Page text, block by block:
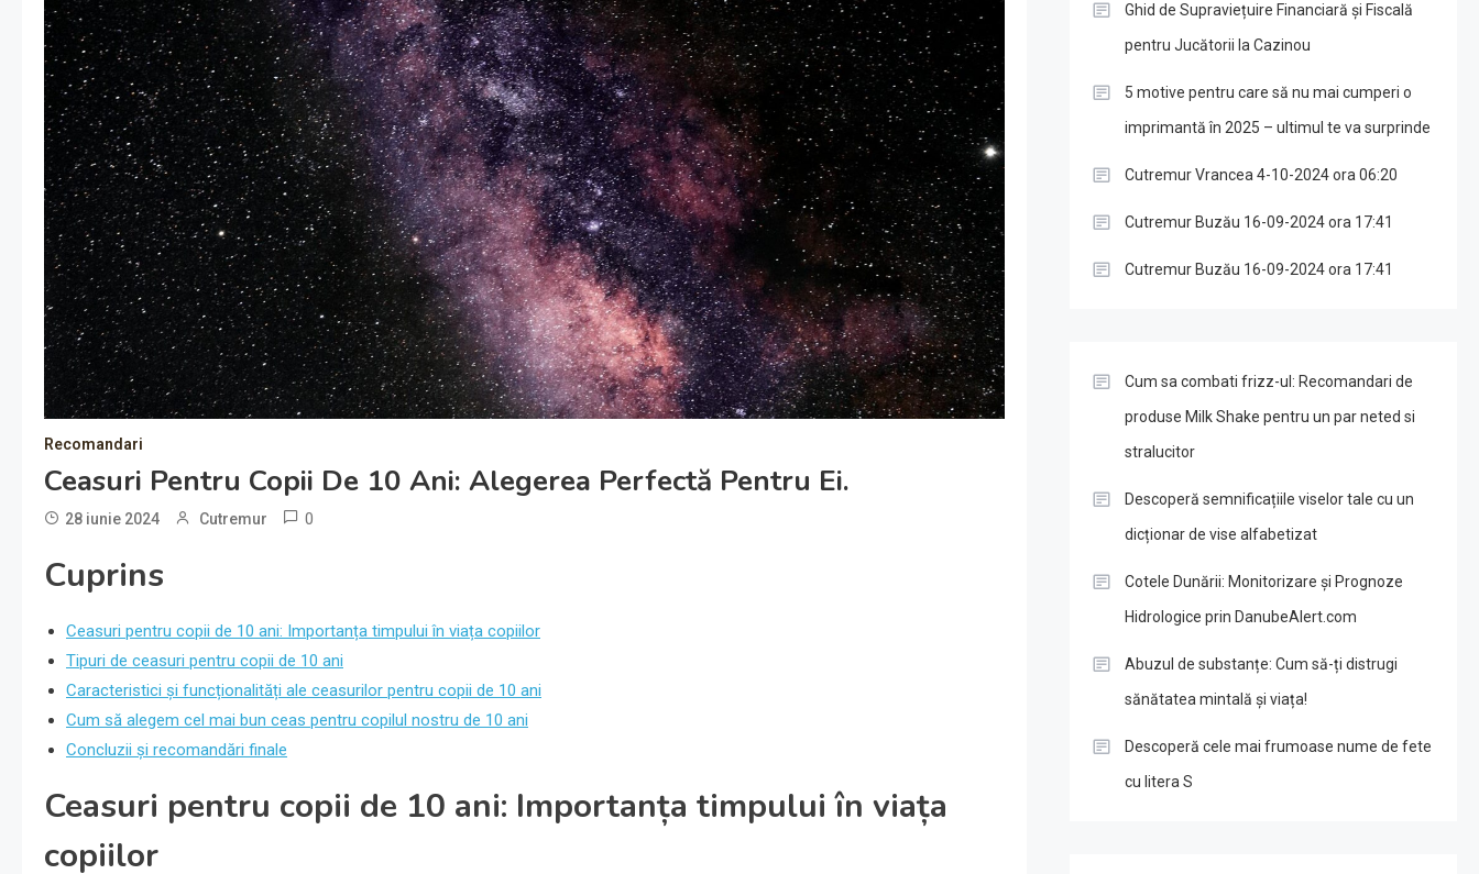
Recomandari
Ceasuri Pentru Copii De 10 Ani: Alegerea Perfectă Pentru Ei.
28 iunie 2024 Cutremur 0
Cuprins
Ceasuri pentru copii de 10 ani: Importanța timpului în viața copiilor
Tipuri de ceasuri pentru copii de 10 ani
Caracteristici și funcționalități ale ceasurilor pentru copii de 10 ani
Cum să alegem cel mai bun ceas pentru copilul nostru de 10 ani
Concluzii și recomandări finale
Ceasuri pentru copii de 10 ani: Importanța timpului în viața
copiilor
Ghid de Supraviețuire Financiară și Fiscală
pentru Jucătorii la Cazinou
5 motive pentru care să nu mai cumperi o
imprimantă în 2025 – ultimul te va surprinde
Cutremur Vrancea 4-10-2024 ora 06:20
Cutremur Buzău 16-09-2024 ora 17:41
Cutremur Buzău 16-09-2024 ora 17:41
Cum sa combati frizz-ul: Recomandari de
produse Milk Shake pentru un par neted si
stralucitor
Descoperă semnificațiile viselor tale cu un
dicționar de vise alfabetizat
Cotele Dunării: Monitorizare și Prognoze
Hidrologice prin DanubeAlert.com
Abuzul de substanțe: Cum să-ți distrugi
sănătatea mintală și viața!
Descoperă cele mai frumoase nume de fete
cu litera S